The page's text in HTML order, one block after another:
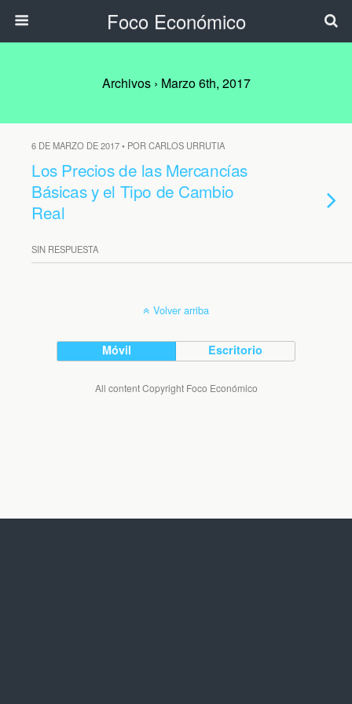
Foco Económico
Archivos › Marzo 6th, 2017
6 DE MARZO DE 2017 • POR CARLOS URRUTIA
Los Precios de las Mercancías
Básicas y el Tipo de Cambio
Real
SIN RESPUESTA
Volver arriba
Móvil Escritorio
All content Copyright Foco Económico